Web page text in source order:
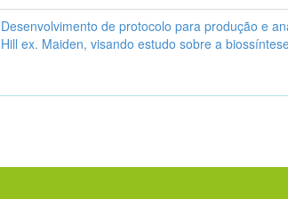
Desenvolvimento de protocolo para produção e
Hill ex. Maiden, visando estudo sobre a